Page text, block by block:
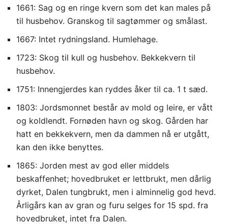
1661: Sag og en ringe kvern som det kan males på
til husbehov. Granskog til sagtømmer og smålast.
1667: Intet rydningsland. Humlehage.
1723: Skog til kull og husbehov. Bekkekvern til
husbehov.
1751: Innengjerdes kan ryddes åker til ca. 1 t sæd.
1803: Jordsmonnet består av mold og leire, er vått
og koldlendt. Fornøden havn og skog. Gården har
hatt en bekkekvern, men da dammen nå er utgått,
kan den ikke benyttes.
1865: Jorden mest av god eller middels
beskaffenhet; hovedbruket er lettbrukt, men dårlig
dyrket, Dalen tungbrukt, men i alminnelig god hevd.
Årligårs kan av gran og furu selges for 15 spd. fra
hovedbruket, intet fra Dalen.